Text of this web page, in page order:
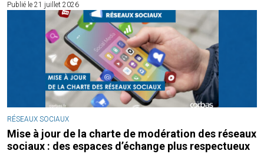
Publié le 21 juillet 2026
RÉSEAUX SOCIAUX
Mise à jour de la charte de modération des réseaux
sociaux : des espaces d’échange plus respectueux